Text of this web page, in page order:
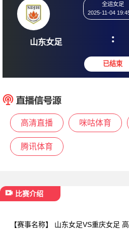
山东女足
2025-
高清直播 咪咕体育
腾讯体育
比赛介绍
【赛事名称】 山东女足VS重庆女足